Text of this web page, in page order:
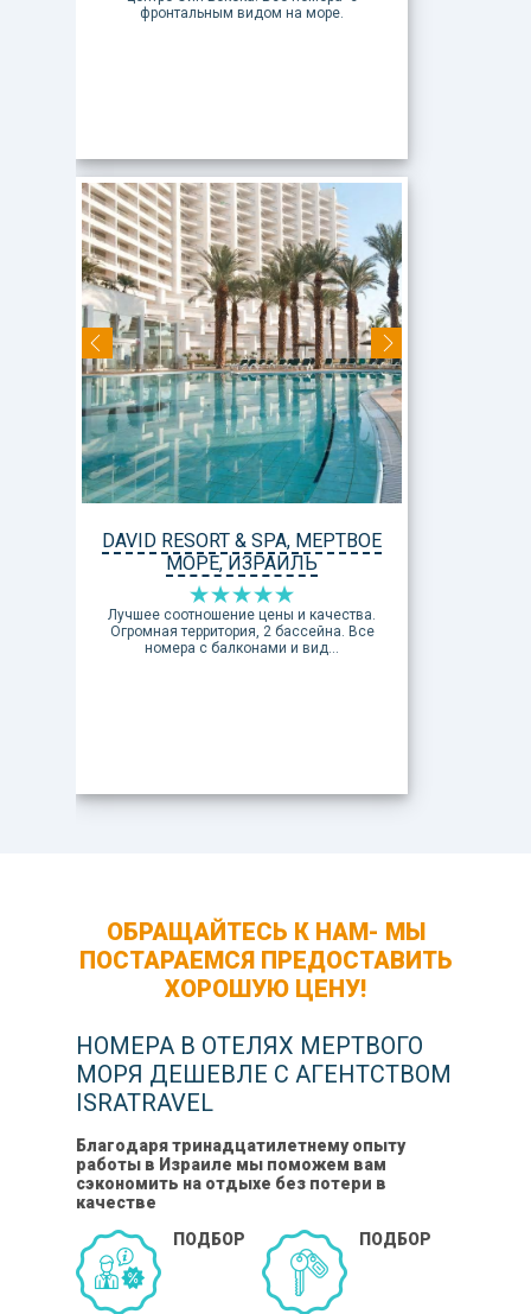
фронтальным видом на море.
DAVID RESORT & SPA, МЕРТВОЕ
МОРЕ, ИЗРАИЛЬ
Лучшее соотношение цены и качества.
Огромная территория, 2 бассейна. Все
номера с балконами и вид...
ОБРАЩАЙТЕСЬ К НАМ- МЫ
ПОСТАРАЕМСЯ ПРЕДОСТАВИТЬ
ХОРОШУЮ ЦЕНУ!
НОМЕРА В ОТЕЛЯХ МЕРТВОГО
МОРЯ ДЕШЕВЛЕ С АГЕНТСТВОМ
ISRATRAVEL
Благодаря тринадцатилетнему опыту
работы в Израиле мы поможем вам
сэкономить на отдыхе без потери в
качестве
ПОДБОР
ПОДБОР